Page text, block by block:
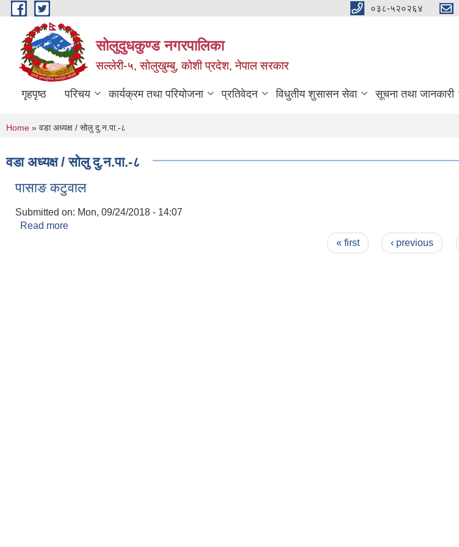
Skip to main content ०३८-५२०२६४
सोलुदुधकुण्ड नगरपालिका
सल्लेरी-५, सोलुखुम्बु, कोशी प्रदेश, नेपाल सरकार
गृहपृष्ठ परिचय कार्यक्रम तथा परियोजना प्रतिवेदन विधुतीय शुसासन सेवा सूचना तथा जानकारी
You are here
Home » वडा अध्यक्ष / सोलु दु.न.पा.-८
वडा अध्यक्ष / सोलु दु.न.पा.-८
पासाङ कटुवाल
Submitted on: Mon, 09/24/2018 - 14:07
Read more
« first ‹ previous